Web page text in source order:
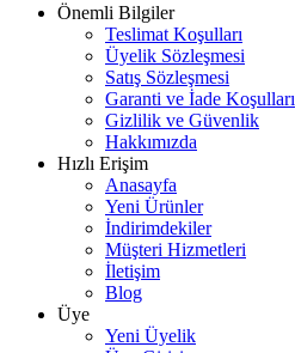
Önemli Bilgiler
Teslimat Koşulları
Üyelik Sözleşmesi
Satış Sözleşmesi
Garanti ve İade Koşulları
Gizlilik ve Güvenlik
Hakkımızda
Hızlı Erişim
Anasayfa
Yeni Ürünler
İndirimdekiler
Müşteri Hizmetleri
İletişim
Blog
Üye
Yeni Üyelik